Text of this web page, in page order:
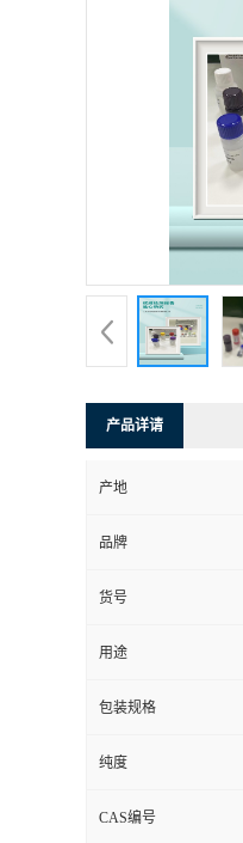
产品详请
产地
品牌
货号
用途
包装规格
纯度
CAS编号